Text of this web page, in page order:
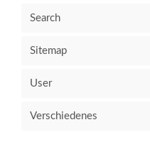
Search
Sitemap
User
Verschiedenes